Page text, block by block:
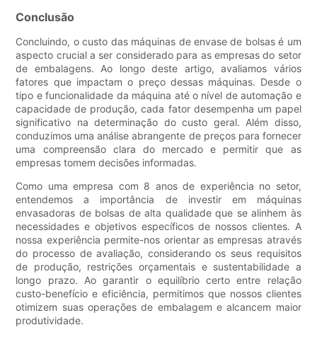
Conclusão
Concluindo, o custo das máquinas de envase de bolsas é um
aspecto crucial a ser considerado para as empresas do setor
de embalagens. Ao longo deste artigo, avaliamos vários
fatores que impactam o preço dessas máquinas. Desde o
tipo e funcionalidade da máquina até o nível de automação e
capacidade de produção, cada fator desempenha um papel
significativo na determinação do custo geral. Além disso,
conduzimos uma análise abrangente de preços para fornecer
uma compreensão clara do mercado e permitir que as
empresas tomem decisões informadas.
Como uma empresa com 8 anos de experiência no setor,
entendemos a importância de investir em máquinas
envasadoras de bolsas de alta qualidade que se alinhem às
necessidades e objetivos específicos de nossos clientes. A
nossa experiência permite-nos orientar as empresas através
do processo de avaliação, considerando os seus requisitos
de produção, restrições orçamentais e sustentabilidade a
longo prazo. Ao garantir o equilíbrio certo entre relação
custo-benefício e eficiência, permitimos que nossos clientes
otimizem suas operações de embalagem e alcancem maior
produtividade.